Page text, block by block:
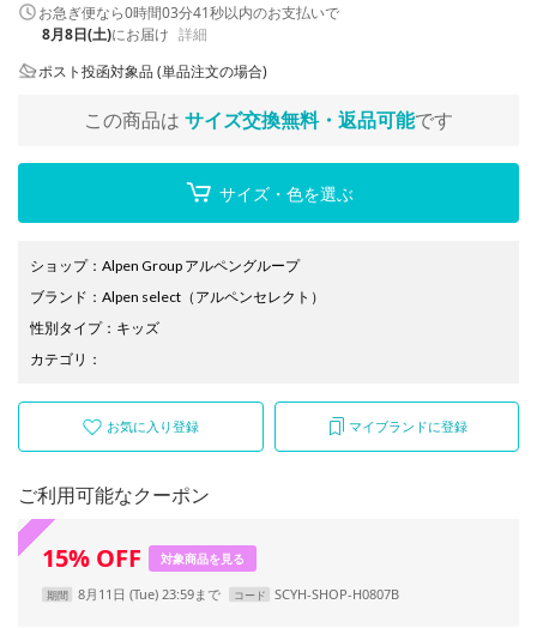
お急ぎ便なら0時間03分41秒以内のお支払いで
8月8日(土)にお届け 詳細
ポスト投函対象品 (単品注文の場合)
この商品は サイズ交換無料・返品可能です
サイズ・色を選ぶ
ショップ： Alpen Group アルペングループ
ブランド ： Alpen select （アルペンセレクト）
性別タイプ： キッズ
カテゴリ ：
お気に入り登録 マイブランドに登録
ご利用可能なクーポン
15% OFF 対象商品を見る
期間 8月11日 (Tue) 23:59まで コード SCYH-SHOP-H0807B